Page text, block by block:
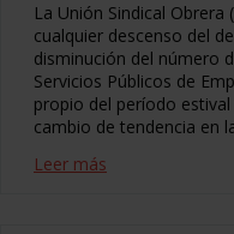
La Unión Sindical Obrera
cualquier descenso del
disminución del número
Servicios Públicos de
propio del período
cambio de tendencia en
Leer más